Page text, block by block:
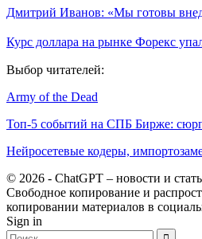
Дмитрий Иванов: «Мы готовы
Курс доллара на рынке Форекс
Выбор читателей:
Army of the Dead
Топ-5 событий на СПБ Бирже:
Нейросетевые кодеры,
© 2026 - ChatGPT – новости и
Свободное копирование и
копировании материалов в
Sign in